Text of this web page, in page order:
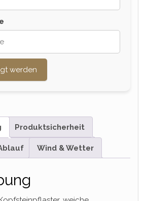
werden
Produktsicherheit
Wind & Wetter